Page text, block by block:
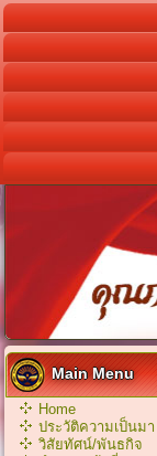
Main Menu
Home
ประวัติความเป็นมา
วิสัยทัศน์/พันธกิจ